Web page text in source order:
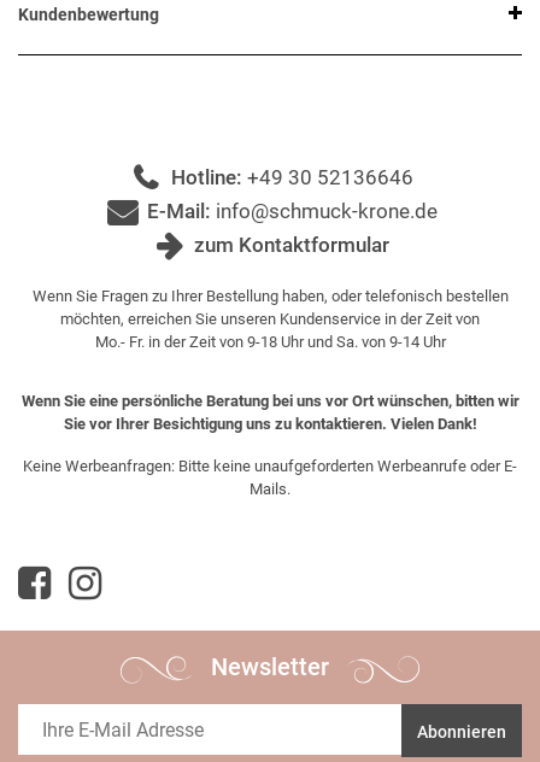
Kundenbewertung
Hotline: +49 30 52136646
E-Mail: info@schmuck-krone.de
zum Kontaktformular
Wenn Sie Fragen zu Ihrer Bestellung haben, oder telefonisch bestellen
möchten, erreichen Sie unseren Kundenservice in der Zeit von
Mo.- Fr. in der Zeit von 9-18 Uhr und Sa. von 9-14 Uhr
Wenn Sie eine persönliche Beratung bei uns vor Ort wünschen, bitten wir
Sie vor Ihrer Besichtigung uns zu kontaktieren. Vielen Dank!
Keine Werbeanfragen: Bitte keine unaufgeforderten Werbeanrufe oder E-
Mails.
Newsletter
Abonnieren